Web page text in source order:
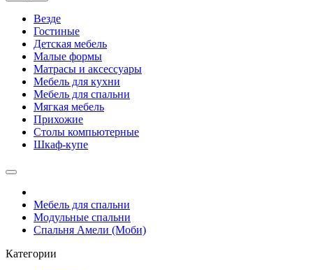
Везде
Гостиные
Детская мебель
Малые формы
Матрасы и аксессуары
Мебель для кухни
Мебель для спальни
Мягкая мебель
Прихожие
Столы компьютерные
Шкаф-купе
Мебель для спальни
Модульные спальни
Спальня Амели (Моби)
Категории